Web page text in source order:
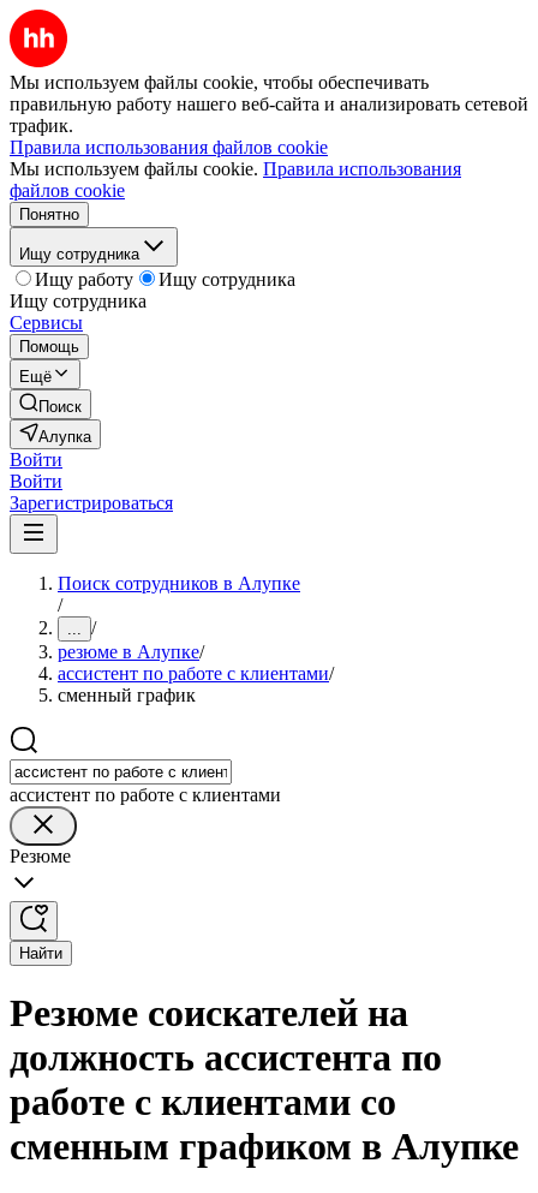
Мы используем файлы cookie, чтобы обеспечивать
правильную работу нашего веб-сайта и анализировать сетевой
трафик.
Правила использования файлов cookie
Мы используем файлы cookie. Правила использования
файлов cookie
Понятно
Ищу сотрудника
Ищу работу
Ищу сотрудника
Ищу сотрудника
Сервисы
Помощь
Ещё
Поиск
Алупка
Войти
Войти
Зарегистрироваться
Поиск сотрудников в Алупке
/
... /
резюме в Алупке/
ассистент по работе с клиентами/
сменный график
ассистент по работе с клиентами
Резюме
Найти
Резюме соискателей на
должность ассистента по
работе с клиентами со
сменным графиком в Алупке